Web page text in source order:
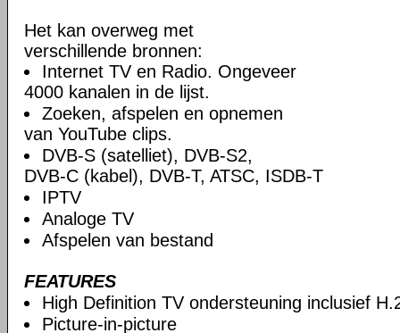
Het kan overweg met
verschillende bronnen:
Internet TV en Radio. Ongeveer
4000 kanalen in de lijst.
Zoeken, afspelen en opnemen
van YouTube clips.
DVB-S (satelliet), DVB-S2,
DVB-C (kabel), DVB-T, ATSC, ISDB-T
IPTV
Analoge TV
Afspelen van bestand
FEATURES
High Definition TV ondersteuning inclusief
Picture-in-picture